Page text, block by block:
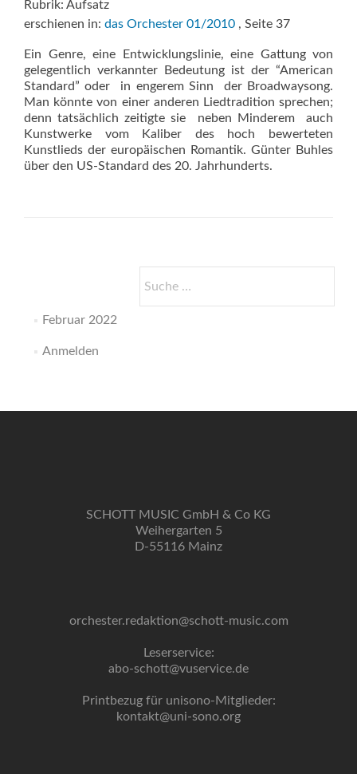
Rubrik: Aufsatz
erschienen in: das Orchester 01/2010 , Seite 37
Ein Genre, eine Entwicklungslinie, eine Gattung von
gelegentlich verkannter Bedeutung ist der “American
Standard” oder  in engerem Sinn  der Broadwaysong.
Man könnte von einer anderen Liedtradition sprechen;
denn tatsächlich zeitigte sie  neben Minderem  auch
Kunstwerke vom Kaliber des hoch bewerteten
Kunstlieds der europäischen Romantik. Günter Buhles
über den US-Standard des 20. Jahrhunderts.
nach:
Februar 2022
Anmelden
SCHOTT MUSIC GmbH & Co KG
Weihergarten 5
D-55116 Mainz
orchester.redaktion@schott-music.com
Leserservice:
abo-schott@vuservice.de
Printbezug für unisono-Mitglieder:
kontakt@uni-sono.org